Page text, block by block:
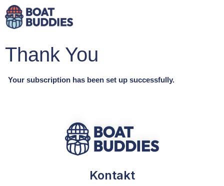
Thank You
Your subscription has been set up successfully.
Kontakt